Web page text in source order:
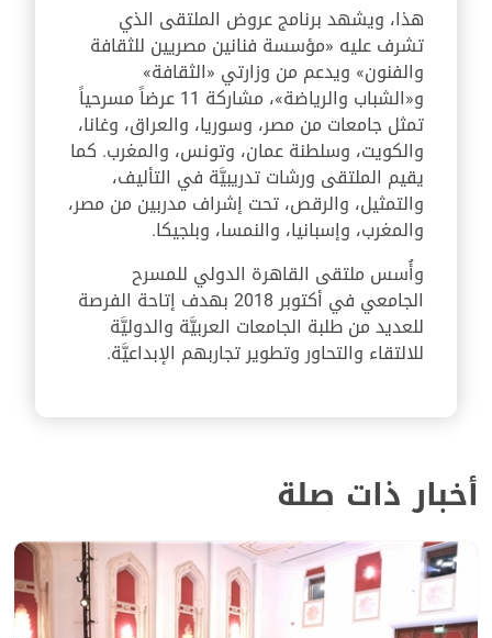
هذا، ويشهد برنامج عروض الملتقى الذي
تشرف عليه «مؤسسة فنانين مصريين للثقافة
والفنون» ويدعم من وزارتي «الثقافة»
و«الشباب والرياضة»، مشاركة 11 عرضاً مسرحياً
تمثل جامعات من مصر، وسوريا، والعراق، وغانا،
والكويت، وسلطنة عمان، وتونس، والمغرب. كما
يقيم الملتقى ورشات تدريبيَّة في التأليف،
والتمثيل، والرقص، تحت إشراف مدربين من مصر،
والمغرب، وإسبانيا، والنمسا، وبلجيكا.
وأُسس ملتقى القاهرة الدولي للمسرح
الجامعي في أكتوبر 2018 بهدف إتاحة الفرصة
للعديد من طلبة الجامعات العربيَّة والدوليَّة
للالتقاء والتحاور وتطوير تجاربهم الإبداعيَّة.
أخبار ذات صلة